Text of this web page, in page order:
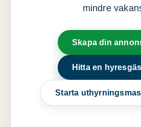
mindre
Skapa din
Hitta en
Starta